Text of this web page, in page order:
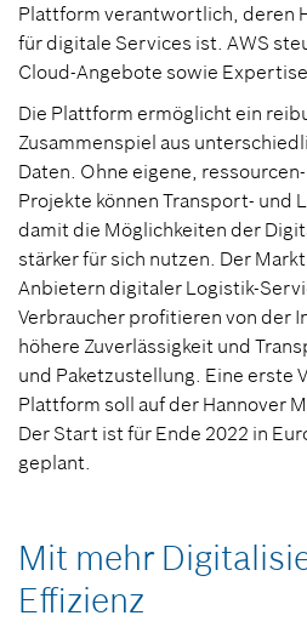
Plattform verantwortlich, deren
für digitale Services ist. AWS
Cloud-Angebote sowie
Die Plattform ermöglicht ein
Zusammenspiel aus
Daten. Ohne eigene,
Projekte können Transport- und
damit die Möglichkeiten der
stärker für sich nutzen. Der
Anbietern digitaler Logistik-
Verbraucher profitieren von der
höhere Zuverlässigkeit und
und Paketzustellung. Eine erste
Plattform soll auf der Hannover
Der Start ist für Ende 2022 in
geplant.
Mit mehr
Effizienz